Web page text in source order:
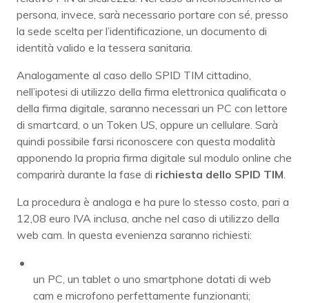
persona, invece, sarà necessario portare con sé, presso
la sede scelta per l’identificazione, un documento di
identità valido e la tessera sanitaria.
Analogamente al caso dello SPID TIM cittadino,
nell’ipotesi di utilizzo della firma elettronica qualificata o
della firma digitale, saranno necessari un PC con lettore
di smartcard, o un Token US, oppure un cellulare. Sarà
quindi possibile farsi riconoscere con questa modalità
apponendo la propria firma digitale sul modulo online che
comparirà durante la fase di richiesta dello SPID TIM.
La procedura è analoga e ha pure lo stesso costo, pari a
12,08 euro IVA inclusa, anche nel caso di utilizzo della
web cam. In questa evenienza saranno richiesti:
un PC, un tablet o uno smartphone dotati di web
cam e microfono perfettamente funzionanti;